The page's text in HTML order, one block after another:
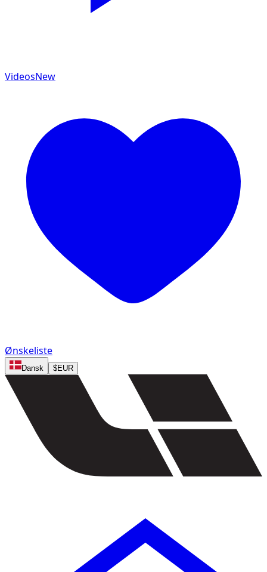
VideosNew
Ønskeliste
Dansk $EUR